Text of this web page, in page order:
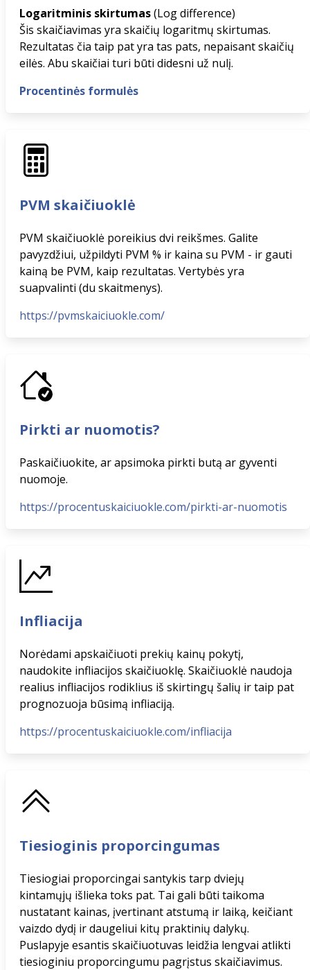
Logaritminis skirtumas(Log difference)
Šis skaičiavimas yra skaičių logaritmų skirtumas.
Rezultatas čia taip pat yra tas pats, nepaisant skaičių
eilės. Abu skaičiai turi būti didesni už nulį.
Procentinės formulės
PVM skaičiuoklė
PVM skaičiuoklė poreikius dvi reikšmes. Galite
pavyzdžiui, užpildyti PVM % ir kaina su PVM - ir gauti
kainą be PVM, kaip rezultatas. Vertybės yra
suapvalinti (du skaitmenys).
https://pvmskaiciuokle.com/
Pirkti ar nuomotis?
Paskaičiuokite, ar apsimoka pirkti butą ar gyventi
nuomoje.
https://procentuskaiciuokle.com/pirkti-ar-nuomotis
Infliacija
Norėdami apskaičiuoti prekių kainų pokytį,
naudokite infliacijos skaičiuoklę. Skaičiuoklė naudoja
realius infliacijos rodiklius iš skirtingų šalių ir taip pat
prognozuoja būsimą infliaciją.
https://procentuskaiciuokle.com/infliacija
Tiesioginis proporcingumas
Tiesiogiai proporcingai santykis tarp dviejų
kintamųjų išlieka toks pat. Tai gali būti taikoma
nustatant kainas, įvertinant atstumą ir laiką, keičiant
vaizdo dydį ir daugeliui kitų praktinių dalykų.
Puslapyje esantis skaičiuotuvas leidžia lengvai atlikti
tiesioginiu proporcingumu pagrįstus skaičiavimus.